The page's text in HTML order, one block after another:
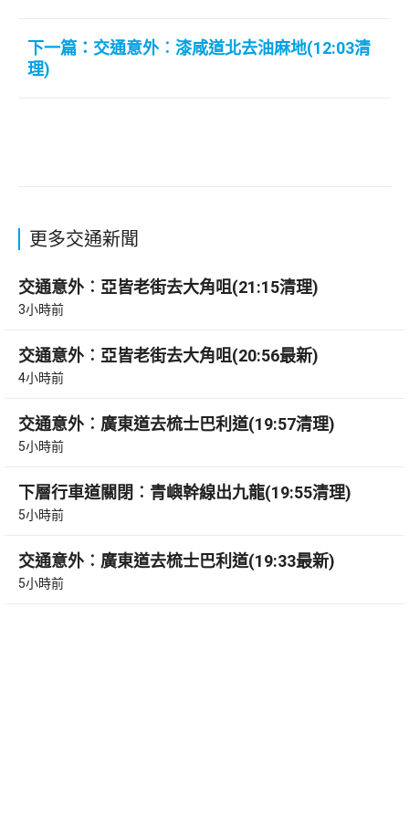
下一篇：交通意外︰漆咸道北去油麻地(12:03清
理)
更多交通新聞
交通意外︰亞皆老街去大角咀(21:15清理)
3小時前
交通意外︰亞皆老街去大角咀(20:56最新)
4小時前
交通意外︰廣東道去梳士巴利道(19:57清理)
5小時前
下層行車道關閉︰青嶼幹線出九龍(19:55清理)
5小時前
交通意外︰廣東道去梳士巴利道(19:33最新)
5小時前